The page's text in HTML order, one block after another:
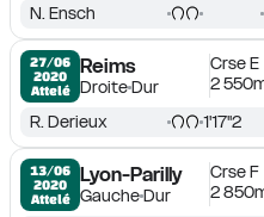
N. Ensch
27/06
2020
Attelé
Reims
DroiteDur
Crse E
2
R. Derieux 1'17''2
13/06
2020
Attelé
Lyon-Parilly
GaucheDur
Crse F
2